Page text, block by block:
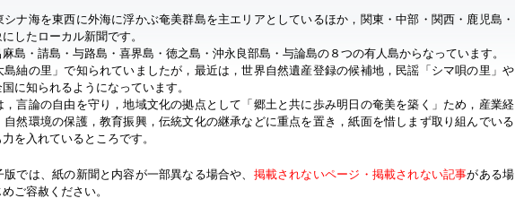
ナ海を東西に外海に浮かぶ奄美群島を主エリアとしているほか，関東・中部・関西・鹿児島・
したローカル新聞です。
島・請島・与路島・喜界島・徳之島・沖永良部島・与論島の８つの有人島からなっています。
島紬の里」で知られていましたが，最近は，世界自然遺産登録の候補地，民謡「シマ唄の里」や
に知られるようになっています。
言論の自由を守り，地域文化の拠点として「郷土と共に歩み明日の奄美を築く」ため，産業経
然環境の保護，教育振興，伝統文化の継承などに重点を置き，紙面を惜しまず取り組んでいる
を入れているところです。
版では、紙の新聞と内容が一部異なる場合や、 掲載されないページ・掲載されない記事がある場
ご容赦ください。